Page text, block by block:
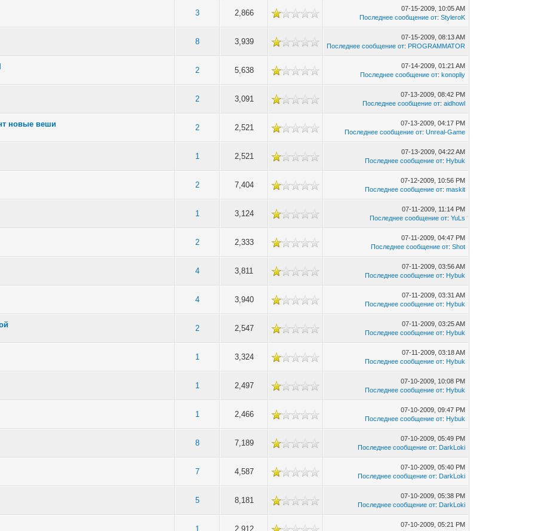
3 2,866
07-15-2009, 10:05 AM
Последнее сообщение от:StyleroK
8 3,939
07-15-2009, 08:13 AM
Последнее сообщение от: PROGRAMMATOR
2 5,638
07-14-2009, 01:21 AM
Последнее сообщение от:konopliy
2 3,091
07-13-2009, 08:42 PM
Последнее сообщение от:aidhowl
новые веши 2 2,521
среднем
07-13-2009, 04:17 PM
Последнее сообщение от:Unreal-Game
1 2,521
07-13-2009, 04:22 AM
Последнее сообщение от: Hybuk
2 7,404
07-12-2009, 10:56 PM
Последнее сообщение от:maskit
1 3,124
07-11-2009, 11:14 PM
Последнее сообщение от:YuLs
2 2,333
07-11-2009, 04:47 PM
Последнее сообщение от:Shot
4 3,811
07-11-2009, 03:56 AM
Последнее сообщение от: Hybuk
4 3,940
07-11-2009, 03:31 AM
Последнее сообщение от: Hybuk
2 2,547
07-11-2009, 03:25 AM
Последнее сообщение от: Hybuk
1 3,324
07-11-2009, 03:18 AM
Последнее сообщение от: Hybuk
1 2,497
07-10-2009, 10:08 PM
Последнее сообщение от: Hybuk
1 2,466
07-10-2009, 09:47 PM
Последнее сообщение от: Hybuk
8 7,189
07-10-2009, 05:49 PM
Последнее сообщение от: DarkLoki
7 4,587
07-10-2009, 05:40 PM
Последнее сообщение от: DarkLoki
5 8,181
07-10-2009, 05:38 PM
Последнее сообщение от: DarkLoki
1 2,912
07-10-2009, 05:21 PM